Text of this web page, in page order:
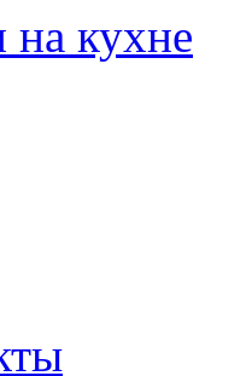
кухне